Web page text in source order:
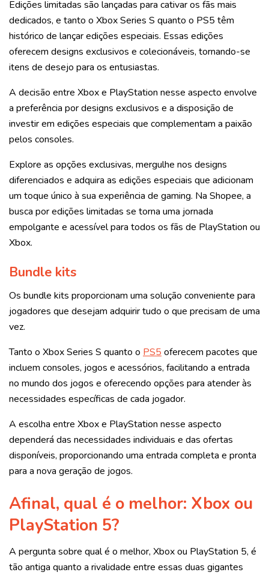
Edições limitadas são lançadas para cativar os fãs mais
dedicados, e tanto o Xbox Series S quanto o PS5 têm
histórico de lançar edições especiais. Essas edições
oferecem designs exclusivos e colecionáveis, tornando-se
itens de desejo para os entusiastas.
A decisão entre Xbox e PlayStation nesse aspecto envolve
a preferência por designs exclusivos e a disposição de
investir em edições especiais que complementam a paixão
pelos consoles.
Explore as opções exclusivas, mergulhe nos designs
diferenciados e adquira as edições especiais que adicionam
um toque único à sua experiência de gaming. Na Shopee, a
busca por edições limitadas se torna uma jornada
empolgante e acessível para todos os fãs de PlayStation ou
Xbox.
Bundle kits
Os bundle kits proporcionam uma solução conveniente para
jogadores que desejam adquirir tudo o que precisam de uma
vez.
Tanto o Xbox Series S quanto o PS5 oferecem pacotes que
incluem consoles, jogos e acessórios, facilitando a entrada
no mundo dos jogos e oferecendo opções para atender às
necessidades específicas de cada jogador.
A escolha entre Xbox e PlayStation nesse aspecto
dependerá das necessidades individuais e das ofertas
disponíveis, proporcionando uma entrada completa e pronta
para a nova geração de jogos.
Afinal, qual é o melhor: Xbox ou
PlayStation 5?
A pergunta sobre qual é o melhor, Xbox ou PlayStation 5, é
tão antiga quanto a rivalidade entre essas duas gigantes